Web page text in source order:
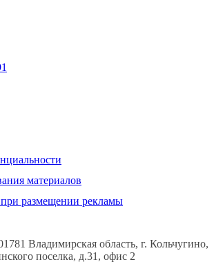
материалов
размещении рекламы
Владимирская область, г. Кольчугино,
поселка, д.31, офис 2